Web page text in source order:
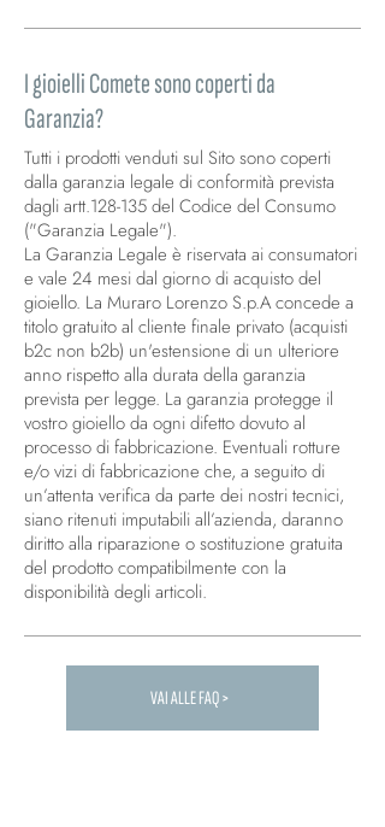
I gioielli Comete sono coperti da
Garanzia?
Tutti i prodotti venduti sul Sito sono coperti
dalla garanzia legale di conformità prevista
dagli artt.128-135 del Codice del Consumo
("Garanzia Legale").
La Garanzia Legale è riservata ai consumatori
e vale 24 mesi dal giorno di acquisto del
gioiello. La Muraro Lorenzo S.p.A concede a
titolo gratuito al cliente finale privato (acquisti
b2c non b2b) un'estensione di un ulteriore
anno rispetto alla durata della garanzia
prevista per legge. La garanzia protegge il
vostro gioiello da ogni difetto dovuto al
processo di fabbricazione. Eventuali rotture
e/o vizi di fabbricazione che, a seguito di
un’attenta verifica da parte dei nostri tecnici,
siano ritenuti imputabili all’azienda, daranno
diritto alla riparazione o sostituzione gratuita
del prodotto compatibilmente con la
disponibilità degli articoli.
Carica altre FAQ...
VAI ALLE FAQ >